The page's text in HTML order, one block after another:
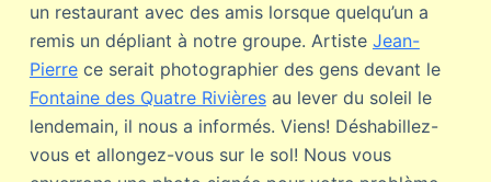
un restaurant avec des amis lorsque quelqu’un a
remis un dépliant à notre groupe. Artiste Jean-
Pierrece serait photographier des gens devant le
Fontaine des Quatre Rivièresau lever du soleil le
lendemain, il nous a informés. Viens! Déshabillez-
vous et allongez-vous sur le sol! Nous vous